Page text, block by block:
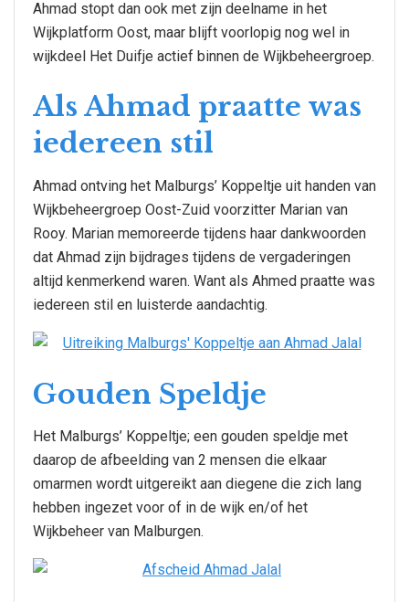
Ahmad stopt dan ook met zijn deelname in het
Wijkplatform Oost, maar blijft voorlopig nog wel in
wijkdeel Het Duifje actief binnen de Wijkbeheergroep.
Als Ahmad praatte was
iedereen stil
Ahmad ontving het Malburgs’ Koppeltje uit handen van
Wijkbeheergroep Oost-Zuid voorzitter Marian van
Rooy. Marian memoreerde tijdens haar dankwoorden
dat Ahmad zijn bijdrages tijdens de vergaderingen
altijd kenmerkend waren. Want als Ahmed praatte was
iedereen stil en luisterde aandachtig.
Gouden Speldje
Het Malburgs’ Koppeltje; een gouden speldje met
daarop de afbeelding van 2 mensen die elkaar
omarmen wordt uitgereikt aan diegene die zich lang
hebben ingezet voor of in de wijk en/of het
Wijkbeheer van Malburgen.